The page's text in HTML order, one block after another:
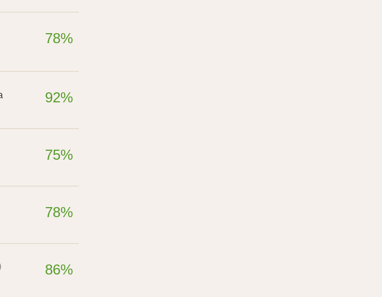
78%
92%
75%
78%
86%